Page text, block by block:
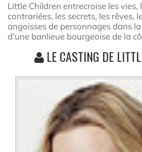
Little Children entrecroise les vies,
contrariées, les secrets, les rêves,
angoisses de personnages dans
d'une banlieue bourgeoise de la
LE CASTING DE